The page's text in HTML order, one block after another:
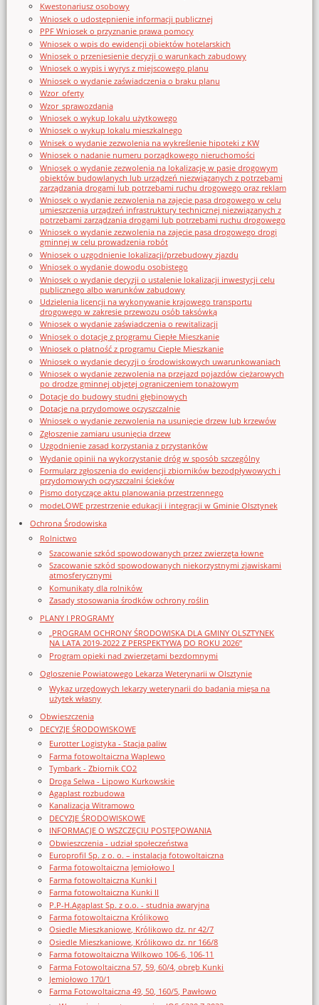
Kwestonariusz osobowy
Wniosek o udostępnienie informacji publicznej
PPF Wniosek o przyznanie prawa pomocy
Wniosek o wpis do ewidencji obiektów hotelarskich
Wniosek o przeniesienie decyzji o warunkach zabudowy
Wniosek o wypis i wyrys z miejscowego planu
Wniosek o wydanie zaświadczenia o braku planu
Wzor_oferty
Wzor_sprawozdania
Wniosek o wykup lokalu użytkowego
Wniosek o wykup lokalu mieszkalnego
Wnisek o wydanie zezwolenia na wykreślenie hipoteki z KW
Wniosek o nadanie numeru porządkowego nieruchomości
Wniosek o wydanie zezwolenia na lokalizację w pasie drogowym
obiektów budowlanych lub urządzeń niezwiązanych z potrzebami
zarządzania drogami lub potrzebami ruchu drogowego oraz reklam
Wniosek o wydanie zezwolenia na zajęcie pasa drogowego w celu
umieszczenia urządzeń infrastruktury technicznej niezwiązanych z
potrzebami zarządzania drogami lub potrzebami ruchu drogowego
Wniosek o wydanie zezwolenia na zajęcie pasa drogowego drogi
gminnej w celu prowadzenia robót
Wniosek o uzgodnienie lokalizacji/przebudowy zjazdu
Wniosek o wydanie dowodu osobistego
Wniosek o wydanie decyzji o ustalenie lokalizacji inwestycji celu
publicznego albo warunków zabudowy
Udzielenia licencji na wykonywanie krajowego transportu
drogowego w zakresie przewozu osób taksówką
Wniosek o wydanie zaświadczenia o rewitalizacji
Wniosek o dotację z programu Ciepłe Mieszkanie
Wniosek o płatność z programu Ciepłe Mieszkanie
Wniosek o wydanie decyzji o środowiskowych uwarunkowaniach
Wniosek o wydanie zezwolenia na przejazd pojazdów ciężarowych
po drodze gminnej objętej ograniczeniem tonażowym
Dotacje do budowy studni głębinowych
Dotacje na przydomowe oczyszczalnie
Wniosek o wydanie zezwolenia na usunięcie drzew lub krzewów
Zgłoszenie zamiaru usunięcia drzew
Uzgodnienie zasad korzystania z przystanków
Wydanie opinii na wykorzystanie dróg w sposób szczególny
Formularz zgłoszenia do ewidencji zbiorników bezodpływowych i
przydomowych oczyszczalni ścieków
Pismo dotyczące aktu planowania przestrzennego
modeLOWE przestrzenie edukacji i integracji w Gminie Olsztynek
Ochrona Środowiska
Rolnictwo
Szacowanie szkód spowodowanych przez zwierzęta łowne
Szacowanie szkód spowodowanych niekorzystnymi zjawiskami
atmosferycznymi
Komunikaty dla rolników
Zasady stosowania środków ochrony roślin
PLANY I PROGRAMY
„PROGRAM OCHRONY ŚRODOWISKA DLA GMINY OLSZTYNEK
NA LATA 2019-2022 Z PERSPEKTYWĄ DO ROKU 2026”
Program opieki nad zwierzętami bezdomnymi
Ogloszenie Powiatowego Lekarza Weterynarii w Olsztynie
Wykaz urzędowych lekarzy weterynarii do badania mięsa na
użytek własny
Obwieszczenia
DECYZJE ŚRODOWISKOWE
Eurotter Logistyka - Stacja paliw
Farma fotowoltaiczna Waplewo
Tymbark - Zbiornik CO2
Droga Selwa - Lipowo Kurkowskie
Agaplast rozbudowa
Kanalizacja Witramowo
DECYZJE ŚRODOWISKOWE
INFORMACJE O WSZCZĘCIU POSTĘPOWANIA
Obwieszczenia - udział społeczeństwa
Europrofil Sp. z o. o. – instalacja fotowoltaiczna
Farma fotowoltaiczna Jemiołowo I
Farma fotowoltaiczna Kunki I
Farma fotowoltaiczna Kunki II
P.P-H.Agaplast Sp. z o.o. - studnia awaryjna
Farma fotowoltaiczna Królikowo
Osiedle Mieszkaniowe, Królikowo dz. nr 42/7
Osiedle Mieszkaniowe, Królikowo dz. nr 166/8
Farma fotowoltaiczna Wilkowo 106-6, 106-11
Farma Fotowoltaiczna 57, 59, 60/4, obręb Kunki
Jemiołowo 170/1
Farma Fotowoltaiczna 49, 50, 160/5, Pawłowo